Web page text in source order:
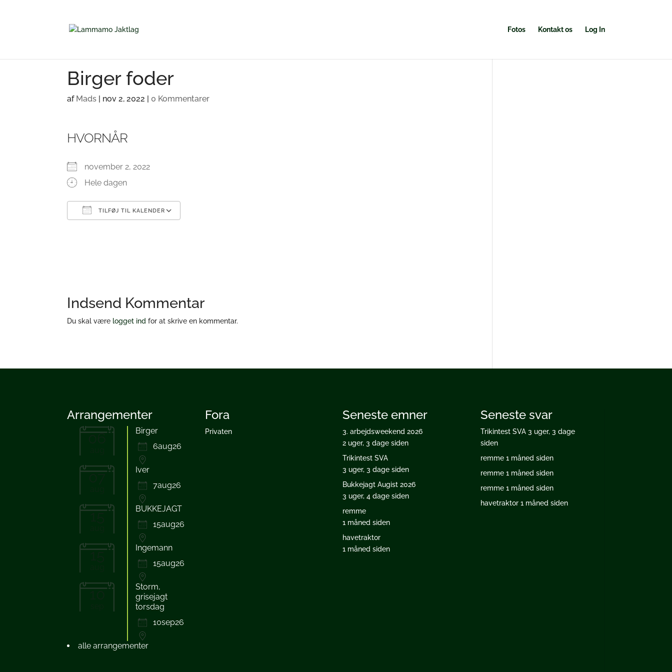
Fotos Kontakt os Log In
Birger foder
af Mads | nov 2, 2022 | 0 Kommentarer
HVORNÅR
november 2, 2022
Hele dagen
TILFØJ TIL KALENDER
Indsend Kommentar
Du skal være logget ind for at skrive en kommentar.
Arrangementer
06
Birger
6aug26
07
Iver
7aug26
15
BUKKEJAGT
15aug26
15
Ingemann
15aug26
10
Storm,
grisejagt
torsdag
10sep26
alle arrangementer
Fora
Privaten
Seneste emner
3. arbejdsweekend 2026
2 uger, 3 dage siden
Trikintest SVA
3 uger, 3 dage siden
Bukkejagt Augist 2026
3 uger, 4 dage siden
remme
1 måned siden
havetraktor
1 måned siden
Seneste svar
Trikintest SVA 3 uger, 3 dage
siden
remme 1 måned siden
remme 1 måned siden
remme 1 måned siden
havetraktor 1 måned siden